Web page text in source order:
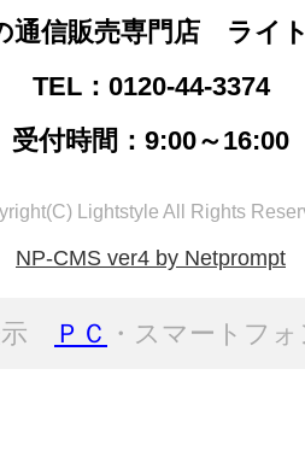
通信販売専門店 ライ
TEL：0120-44-3374
受付時間：9:00～16:00
Lightstyle All Rights
NP-CMS ver4 by Netprompt
示 ＰＣ ・スマートフ